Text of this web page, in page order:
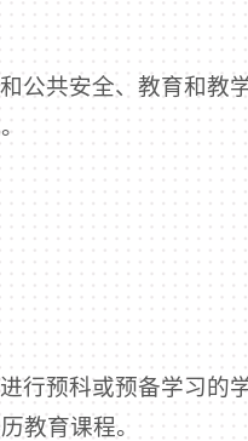
公共安全、教育和教
行预科或预备学习的学
教育课程。